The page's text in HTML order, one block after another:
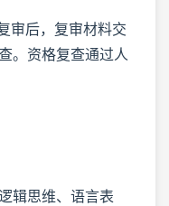
审后，复审材料交
。资格复查通过人
辑思维、语言表